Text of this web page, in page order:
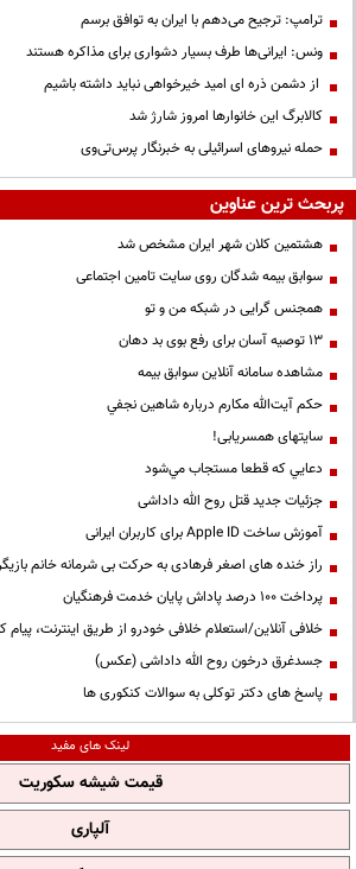
ترامپ: ترجیح می‌دهم با ایران به توافق برسم
ونس: ایرانی‌ها طرف بسیار دشواری برای مذاکره هستند
از دشمن ذره ای امید خیرخواهی نباید داشته باشیم
کالابرگ این خانوارها امروز شارژ شد
حمله نیروهای اسرائیلی به خبرنگار پرس‌تی‌وی
پربحث ترین عناوین
هشتمین کلان شهر ایران مشخص شد
سوابق بیمه شدگان روی سایت تامین اجتماعی
همجنس گرایی در شبکه من و تو
13 توصیه آسان برای رفع بوی بد دهان
مشاهده سامانه آنلاين سوابق بیمه
حكم آيت‌الله مكارم درباره شاهين نجفي
سایتهای همسریابی!
دعايي كه قطعا مستجاب مي‌شود
جزئیات جدید قتل روح الله داداشی
آموزش ساخت Apple ID برای کاربران ایرانی
راز خنده های اصغر فرهادی به حرکت بی شرمانه خانم
پرداخت ۱۰۰ درصد پاداش پایان خدمت فرهنگیان
خلافی آنلاین/استعلام خلافی خودرو از طریق اینترنت، پیام
جسدغرق درخون روح الله داداشی (عکس)
پاسخ های دکتر توکلی به سوالات کنکوری ها
لینک های مفید
قیمت شیشه سکوریت
آلپاری